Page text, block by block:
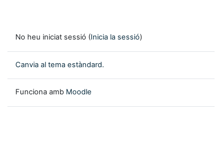
No heu iniciat sessió (Inicia la sessió)
Canvia al tema estàndard.
Funciona amb Moodle